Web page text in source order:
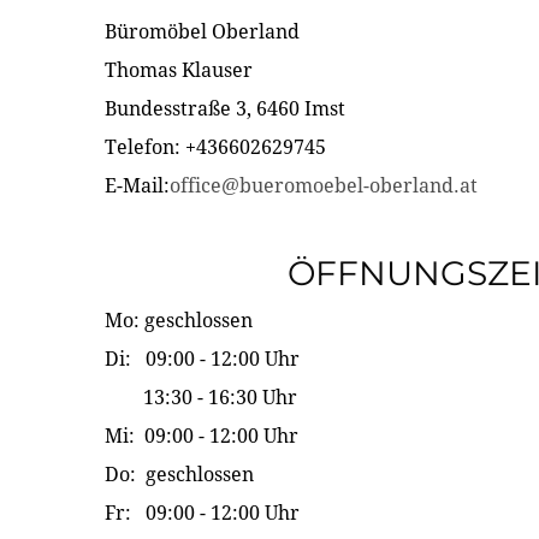
Büromöbel Oberland
Thomas Klauser
Bundesstraße 3, 6460 Imst
Telefon: +436602629745
E-Mail:office@bueromoebel-oberland.at
Mo: geschlossen
Di: 09:00 - 12:00 Uhr
13:30 - 16:30 Uhr
Mi: 09:00 - 12:00 Uhr
Do: geschlossen
Fr: 09:00 - 12:00 Uhr